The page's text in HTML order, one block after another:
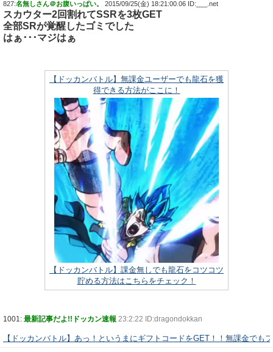
827:名無しさん＠お腹いっぱい。 2015/09/25(金) 18:21:00.06 ID:___.net
スカウター2回割れてSSRを3枚GET
全部SRが覚醒したゴミでした
はぁ･･･マジはぁ
【ドッカンバトル】無課金ユーザーでも龍石を獲
得できる方法がここに！
【ドッカンバトル】課金無しでも龍石をコツコツ
貯める方法はこちらをチェック！
1001: 最新記事だよ!!ドッカン速報 23:2:22 ID:dragondokkan
【ドッカンバトル】あっ！というまにギフトコードをGET！！無課金でも